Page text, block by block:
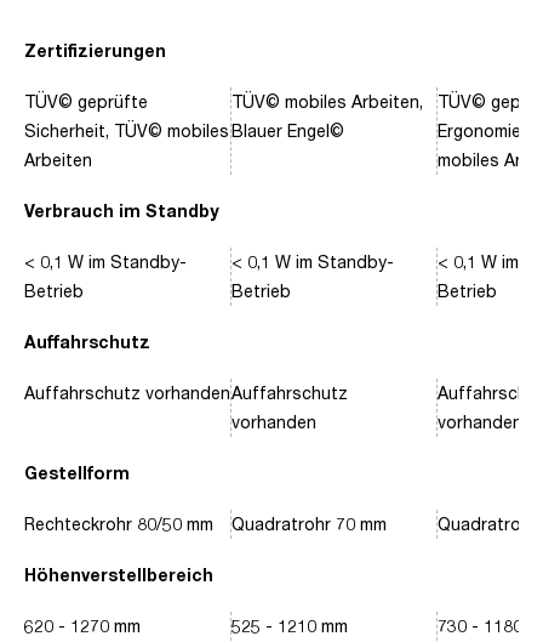
Zertifizierungen
Verbrauch im Standby
Auffahrschutz
Gestellform
Höhenverstellbereich
TÜV© geprüfte
Sicherheit, TÜV© mobiles
Arbeiten
< 0,1 W im Standby-
Betrieb
Auffahrschutz vorhanden
Rechteckrohr 80/50 mm
620 - 1270 mm
TÜV© mobiles Arbeiten,
Blauer Engel©
< 0,1 W im Standby-
Betrieb
Auffahrschutz
vorhanden
Quadratrohr 70 mm
525 - 1210 mm
TÜV©
Ergonomie,
mobiles
< 0,1 W im
Betrieb
vorhanden
Quadratrohr
730 - 1180